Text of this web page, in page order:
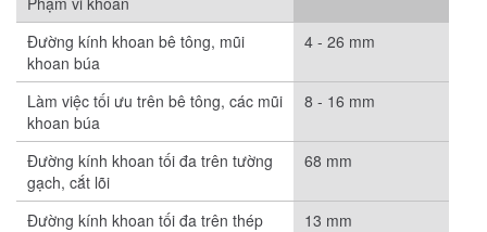
Đường kính khoan bê tông, mũi
khoan búa
4 - 26 mm
Làm việc tối ưu trên bê tông, các mũi
khoan búa
8 - 16 mm
Đường kính khoan tối đa trên tường
gạch, cắt lõi
68 mm
Đường kính khoan tối đa trên thép
13 mm